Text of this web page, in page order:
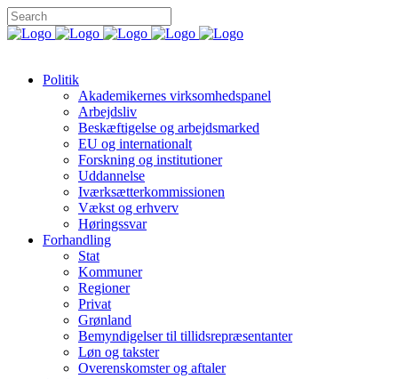
Politik
Akademikernes virksomhedspanel
Arbejdsliv
Beskæftigelse og arbejdsmarked
EU og internationalt
Forskning og institutioner
Uddannelse
Iværksætterkommissionen
Vækst og erhverv
Høringssvar
Forhandling
Stat
Kommuner
Regioner
Privat
Grønland
Bemyndigelser til tillidsrepræsentanter
Løn og takster
Overenskomster og aftaler